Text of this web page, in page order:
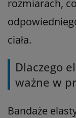
rozmiarach,
ciała.
Dlaczego
ważne w
Bandaże